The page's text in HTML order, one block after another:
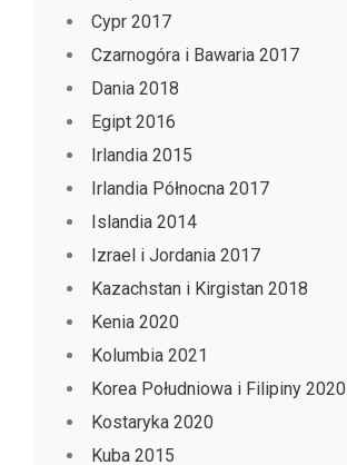
Cypr 2017
Czarnogóra i Bawaria 2017
Dania 2018
Egipt 2016
Irlandia 2015
Irlandia Północna 2017
Islandia 2014
Izrael i Jordania 2017
Kazachstan i Kirgistan 2018
Kenia 2020
Kolumbia 2021
Korea Południowa i Filipiny 2020
Kostaryka 2020
Kuba 2015